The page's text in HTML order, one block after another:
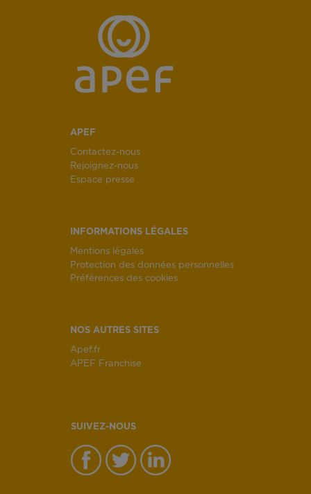
APEF
Contactez-nous
Rejoignez-nous
Espace presse
INFORMATIONS LÉGALES
Mentions légales
Protection des données personnelles
Préférences des cookies
NOS AUTRES SITES
Apef.fr
APEF Franchise
SUIVEZ-NOUS